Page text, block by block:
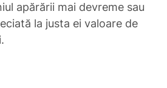
apărării mai devreme sau
la justa ei valoare de